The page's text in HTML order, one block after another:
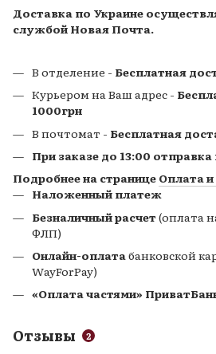
Доставка по Украине
службой Новая Почта.
В отделение - Бесплатная
Курьером на Ваш адрес -
1000грн
В почтомат - Бесплатная
При заказе до 13:00
Подробнее на странице Оплата
Наложенный платеж
Безналичный расчет(оплата
ФЛП)
Онлайн-оплатабанковской
WayForPay)
«Оплата частями»
Отзывы 2